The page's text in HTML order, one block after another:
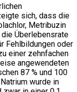
sich, dass die
Metribuzin
Überlebensrate
Fehlbildungen oder
einer zehnfachen
angewendeten
87 % und 100
wurde in